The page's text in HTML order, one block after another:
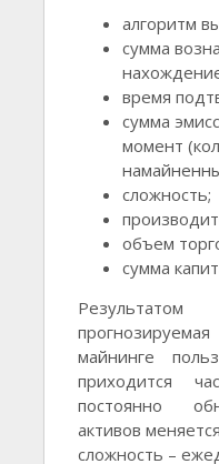
алгоритм
сумма
время
сумма
момент
сложность;
объем
сумма
Результатом
майнинге
приходится
постоянно
активов
сложность –